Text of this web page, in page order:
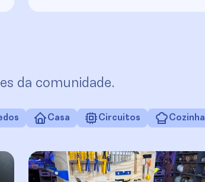
da comunidade.
Casa Circuitos Cozinha